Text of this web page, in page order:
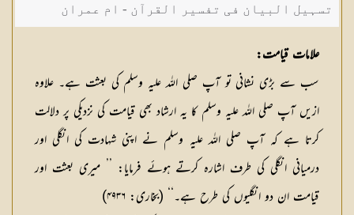
تسہیل البیان فی تفسیر القرآن - ام عمران
شکیلہ بنت میاں فضل حسین
علامات قیامت:
سب سے بڑی نشانی تو آپ صلی اللہ علیہ وسلم کی بعثت ہے۔ علاوہ
ازیں آپ صلی اللہ علیہ وسلم کا یہ ارشاد بھی قیامت کی نزدیکی پر دلالت
کرتا ہے کہ آپ صلی اللہ علیہ وسلم نے اپنی شہادت کی انگلی اور
درمیانی انگلی کی طرف اشارہ کرتے ہوئے فرمایا: ’’ میری بعثت اور
قیامت ان دو انگلیوں کی طرح ہے۔‘‘ (بخاری: ۴۹۳۶)